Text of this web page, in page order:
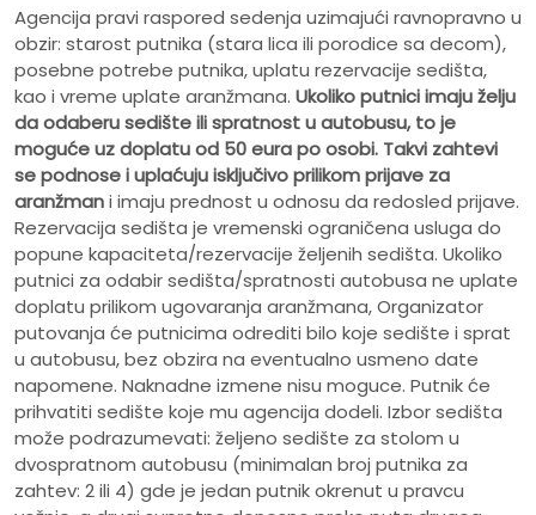
Agencija pravi raspored sedenja uzimajući ravnopravno u
obzir: starost putnika (stara lica ili porodice sa decom),
posebne potrebe putnika, uplatu rezervacije sedišta,
kao i vreme uplate aranžmana. Ukoliko putnici imaju želju
da odaberu sedište ili spratnost u autobusu, to je
moguće uz doplatu od 50 eura po osobi. Takvi zahtevi
se podnose i uplaćuju isključivo prilikom prijave za
aranžmani imaju prednost u odnosu da redosled prijave.
Rezervacija sedišta je vremenski ograničena usluga do
popune kapaciteta/rezervacije željenih sedišta. Ukoliko
putnici za odabir sedišta/spratnosti autobusa ne uplate
doplatu prilikom ugovaranja aranžmana, Organizator
putovanja će putnicima odrediti bilo koje sedište i sprat
u autobusu, bez obzira na eventualno usmeno date
napomene. Naknadne izmene nisu moguce. Putnik će
prihvatiti sedište koje mu agencija dodeli. Izbor sedišta
može podrazumevati: željeno sedište za stolom u
dvospratnom autobusu (minimalan broj putnika za
zahtev: 2 ili 4) gde je jedan putnik okrenut u pravcu